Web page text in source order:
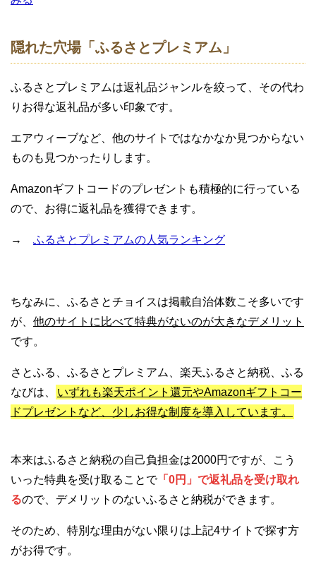
隠れた穴場「ふるさとプレミアム」
ふるさとプレミアムは返礼品ジャンルを絞って、その代わ
りお得な返礼品が多い印象です。
エアウィーブなど、他のサイトではなかなか見つからない
ものも見つかったりします。
Amazonギフトコードのプレゼントも積極的に行っている
ので、お得に返礼品を獲得できます。
→ ふるさとプレミアムの人気ランキング
ちなみに、ふるさとチョイスは掲載自治体数こそ多いです
が、 他のサイトに比べて特典がないのが大きなデメリット
です。
さとふる、ふるさとプレミアム、楽天ふるさと納税、ふる
なびは、
いずれも楽天ポイント還元やAmazonギフトコー
ドプレゼントなど、少しお得な制度を導入しています。
本来はふるさと納税の自己負担金は2000円ですが、こう
いった特典を受け取ることで「0円」で返礼品を受け取れ
るので、デメリットのないふるさと納税ができます。
そのため、特別な理由がない限りは上記4サイトで探す方
がお得です。